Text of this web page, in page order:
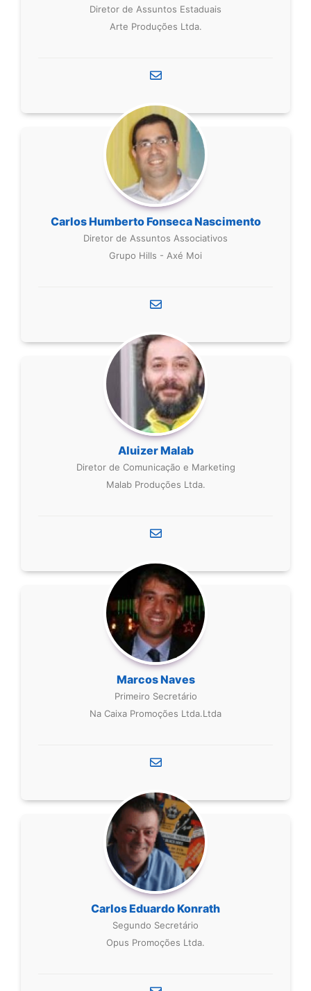
Diretor de Assuntos Estaduais
Arte Produções Ltda.
Carlos Humberto Fonseca Nascimento
Diretor de Assuntos Associativos
Grupo Hills - Axé Moi
Aluizer Malab
Diretor de Comunicação e Marketing
Malab Produções Ltda.
Marcos Naves
Primeiro Secretário
Na Caixa Promoções Ltda.Ltda
Carlos Eduardo Konrath
Segundo Secretário
Opus Promoções Ltda.